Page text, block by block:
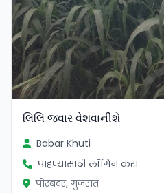
લિલિ જવાર વેશવાનીશે
Babar Khuti
पाहण्यासाठी लॉगिन करा
पोरबंदर, गुजरात